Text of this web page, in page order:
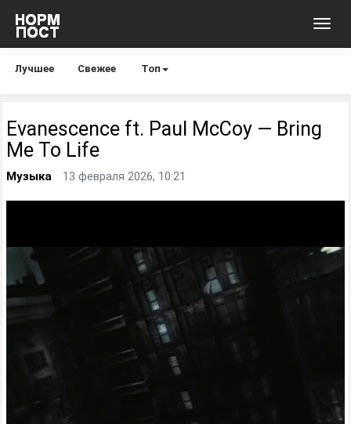
Лучшее Свежее Топ
Evanescence ft. Paul McCoy — Bring
Me To Life
Музыка 13 февраля 2026, 10:21